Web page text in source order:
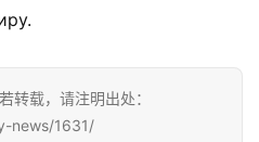
转载，请注明出处：
news/1631/